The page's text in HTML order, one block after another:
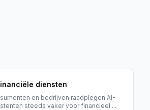
diensten
en bedrijven raadplegen AI-
steeds vaker voor financieel ...